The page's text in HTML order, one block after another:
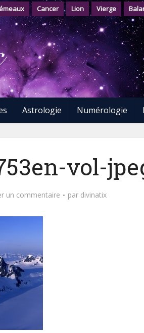
Cancer Lion Vierge
Astrologie Numérologie
vol-
un commentaire par divinatix